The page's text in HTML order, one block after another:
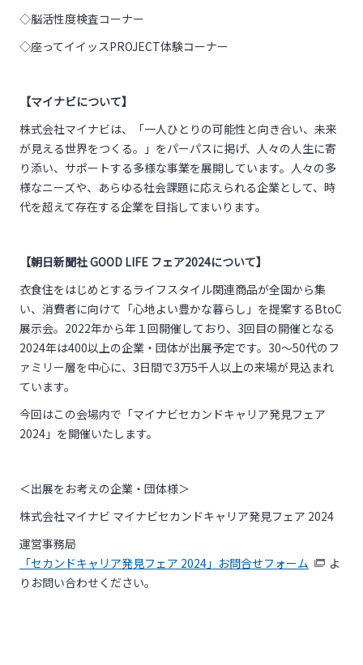
◇脳活性度検査コーナー
◇座ってイイッスPROJECT体験コーナー
【マイナビについて】
株式会社マイナビは、「一人ひとりの可能性と向き合い、未来
が見える世界をつくる。」をパーパスに掲げ、人々の人生に寄
り添い、サポートする多様な事業を展開しています。人々の多
様なニーズや、あらゆる社会課題に応えられる企業として、時
代を超えて存在する企業を目指してまいります。
【朝日新聞社 GOOD LIFE フェア2024について】
衣食住をはじめとするライフスタイル関連商品が全国から集
い、消費者に向けて「心地よい豊かな暮らし」を提案するBtoC
展示会。2022年から年１回開催しており、3回目の開催となる
2024年は400以上の企業・団体が出展予定です。30～50代のフ
ァミリー層を中心に、3日間で3万5千人以上の来場が見込まれ
ています。
今回はこの会場内で「マイナビセカンドキャリア発見フェア
2024」を開催いたします。
＜出展をお考えの企業・団体様＞
株式会社マイナビ マイナビセカンドキャリア発見フェア 2024
運営事務局
「セカンドキャリア発見フェア 2024」お問合せフォーム
よ
りお問い合わせください。